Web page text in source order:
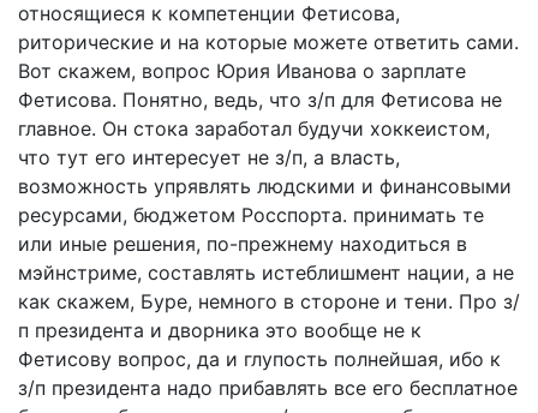
относящиеся к компетенции Фетисова,
риторические и на которые можете ответить сами.
Вот скажем, вопрос Юрия Иванова о зарплате
Фетисова. Понятно, ведь, что з/п для Фетисова не
главное. Он стока заработал будучи хоккеистом,
что тут его интересует не з/п, а власть,
возможность упрявлять людскими и финансовыми
ресурсами, бюджетом Росспорта. принимать те
или иные решения, по-прежнему находиться в
мэйнстриме, составлять истеблишмент нации, а не
как скажем, Буре, немного в стороне и тени. Про з/
п президента и дворника это вообще не к
Фетисову вопрос, да и глупость полнейшая, ибо к
з/п президента надо прибавлять все его бесплатное